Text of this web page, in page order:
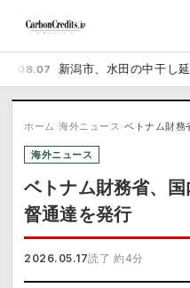
新潟市、水田の中干し延長で
ホーム ›海外ニュース ›ベトナム財務
海外ニュース
ベトナム財務省、
督通達を発行
2026.05.17読了 約4分